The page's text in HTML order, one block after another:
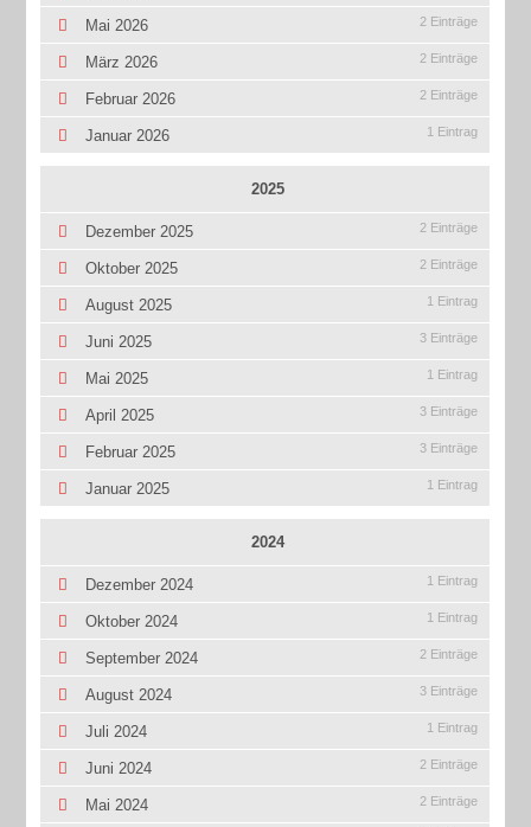
Mai 2026 2 Einträge
März 2026 2 Einträge
Februar 2026 2 Einträge
Januar 2026 1 Eintrag
2025
Dezember 2025 2 Einträge
Oktober 2025 2 Einträge
August 2025 1 Eintrag
Juni 2025 3 Einträge
Mai 2025 1 Eintrag
April 2025 3 Einträge
Februar 2025 3 Einträge
Januar 2025 1 Eintrag
2024
Dezember 2024 1 Eintrag
Oktober 2024 1 Eintrag
September 2024 2 Einträge
August 2024 3 Einträge
Juli 2024 1 Eintrag
Juni 2024 2 Einträge
Mai 2024 2 Einträge